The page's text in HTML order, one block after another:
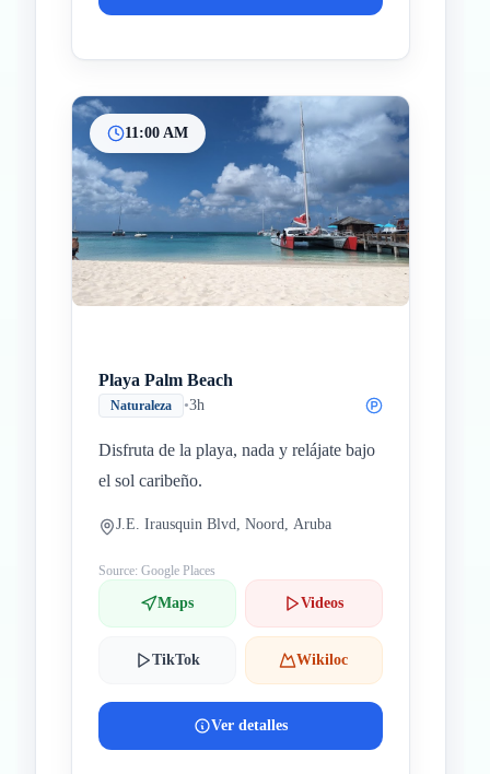
11:00 AM
Playa Palm Beach
Naturaleza •3h
Disfruta de la playa, nada y relájate bajo
el sol caribeño.
J.E. Irausquin Blvd, Noord, Aruba
Source: Google Places
Maps Videos
TikTok Wikiloc
Ver detalles